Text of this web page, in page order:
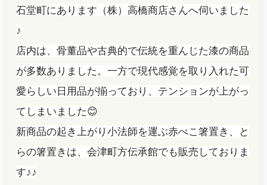
石堂町にあります（株）高橋商店さんへ伺いました
♪
店内は、骨董品や古典的で伝統を重んじた漆の商品
が多数ありました。一方で現代感覚を取り入れた可
愛らしい日用品が揃っており、テンションが上がっ
てしまいました😊
新商品の起き上がり小法師を運ぶ赤べこ箸置き、と
らの箸置きは、会津町方伝承館でも販売しておりま
す♪♪